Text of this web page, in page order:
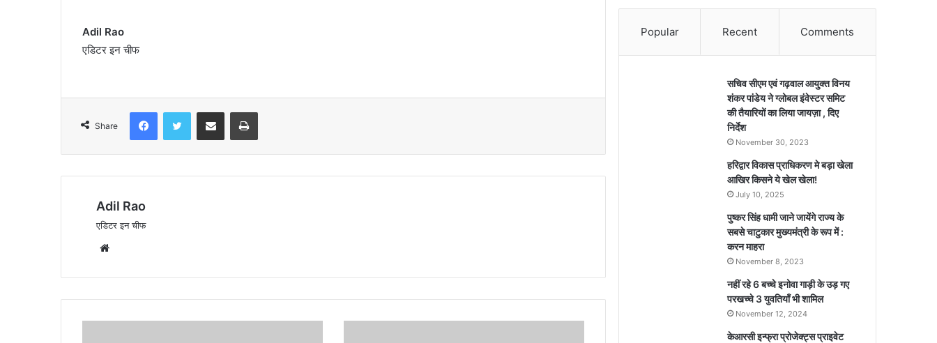
Adil Rao
एडिटर इन चीफ
Share
Adil Rao
एडिटर इन चीफ
b
s
Popular Recent Comments
सचिव सीएम एवं गढ़वाल आयुक्त विनय
शंकर पांडेय ने ग्लोबल इंवेस्टर समिट
की तैयारियों का लिया जायज़ा , दिए
निर्देश
November 30, 2023
हरिद्वार विकास प्राधिकरण मे बड़ा खेला
आखिर किसने ये खेल खेला!
July 10, 2025
पुष्कर सिंह धामी जाने जायेंगे राज्य के
सबसे चाटुकार मुख्यमंत्री के रूप में :
करन माहरा
November 8, 2023
नहीं रहे 6 बच्चे इनोवा गाड़ी के उड़ गए
परखच्चे 3 युवतियाँ भी शामिल
November 12, 2024
केआरसी इन्फ्रा प्रोजेक्ट्स प्राइवेट